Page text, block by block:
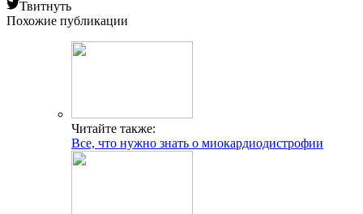
Твитнуть
Похожие публикации
Читайте также:
Все, что нужно знать о миокардиодистрофии